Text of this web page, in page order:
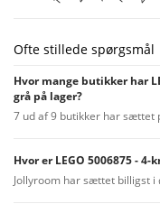
Ofte stillede spørgsmål
Hvor mange butikker har
grå på lager?
7 ud af 9 butikker har sættet
Hvor er LEGO 5006875 -
Jollyroom har sættet billigst i